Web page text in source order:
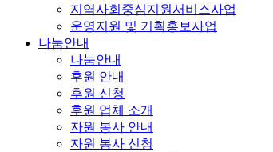
지역사회중심지원서비스사업
운영지원 및 기획홍보사업
나눔안내
나눔안내
후원 안내
후원 신청
후원 업체 소개
자원 봉사 안내
자원 봉사 신청